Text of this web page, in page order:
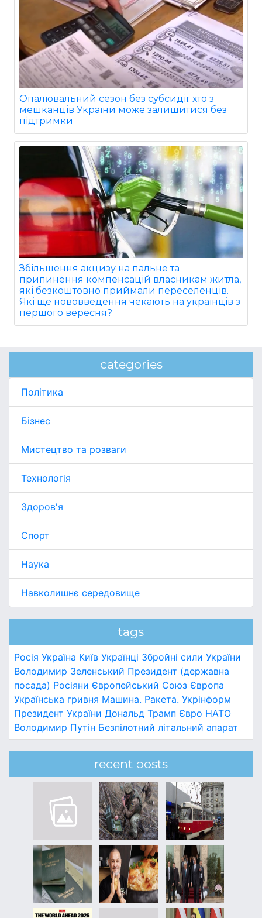
Опалювальний сезон без субсидії: хто з
мешканців України може залишитися без
підтримки
Збільшення акцизу на пальне та
припинення компенсацій власникам житла,
які безкоштовно приймали переселенців.
Які ще нововведення чекають на українців з
першого вересня?
categories
Політика
Бізнес
Мистецтво та розваги
Технологія
Здоров'я
Спорт
Наука
Навколишнє середовище
tags
Росія Україна Київ Українці Збройні сили України
Володимир Зеленський Президент (державна
посада) Росіяни Європейський Союз Європа
Українська гривня Машина. Ракета. Укрінформ
Президент України Дональд Трамп Євро НАТО
Володимир Путін Безпілотний літальний апарат
recent posts